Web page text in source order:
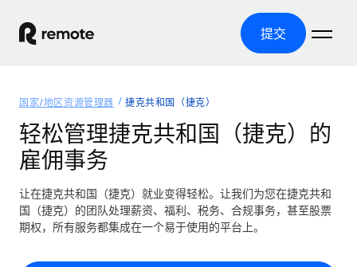
提交
产品
全球招聘
全球薪资管理
轻松运行合规薪资
零实体成本实现全球扩张
解决方案
覆盖全球
国家/地区资源管理器
资源
定价
国家/地区资源管理器 捷克共和国（捷克）
轻松管理捷克共和国（捷克）的
雇佣事务
让在捷克共和国（捷克）就业变得轻松。让我们为您在捷克共和
国（捷克）的团队处理薪资、福利、税务、合规事务，甚至股票
期权，所有服务都集成在一个易于使用的平台上。